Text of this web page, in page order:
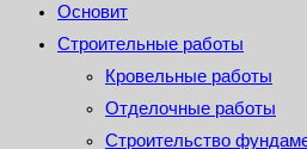
Основит
Строительные работы
Кровельные работы
Отделочные работы
Строительство